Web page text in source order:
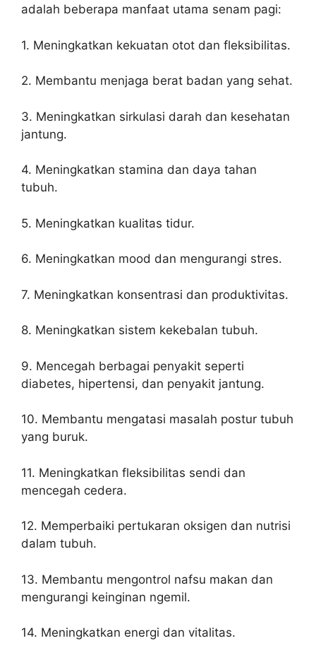
adalah beberapa manfaat utama senam pagi:
1. Meningkatkan kekuatan otot dan fleksibilitas.
2. Membantu menjaga berat badan yang sehat.
3. Meningkatkan sirkulasi darah dan kesehatan
jantung.
4. Meningkatkan stamina dan daya tahan
tubuh.
5. Meningkatkan kualitas tidur.
6. Meningkatkan mood dan mengurangi stres.
7. Meningkatkan konsentrasi dan produktivitas.
8. Meningkatkan sistem kekebalan tubuh.
9. Mencegah berbagai penyakit seperti
diabetes, hipertensi, dan penyakit jantung.
10. Membantu mengatasi masalah postur tubuh
yang buruk.
11. Meningkatkan fleksibilitas sendi dan
mencegah cedera.
12. Memperbaiki pertukaran oksigen dan nutrisi
dalam tubuh.
13. Membantu mengontrol nafsu makan dan
mengurangi keinginan ngemil.
14. Meningkatkan energi dan vitalitas.